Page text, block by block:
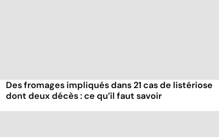
Des fromages impliqués dans 21 cas de listériose
dont deux décès : ce qu’il faut savoir